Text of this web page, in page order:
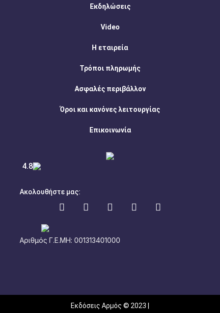
4.8
Εκδηλώσεις
Video
Η εταιρεία
Τρόποι πληρωμής
Ασφαλές περιβάλλον
Όροι και κανόνες λειτουργίας
Επικοινωνία
Ακολουθήστε μας:
Αριθμός Γ.Ε.ΜΗ: 001313401000
Εκδόσεις Αρμός © 2023 |